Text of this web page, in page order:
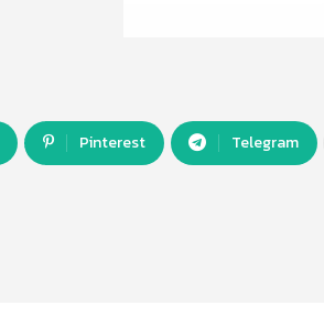
Pinterest Telegram